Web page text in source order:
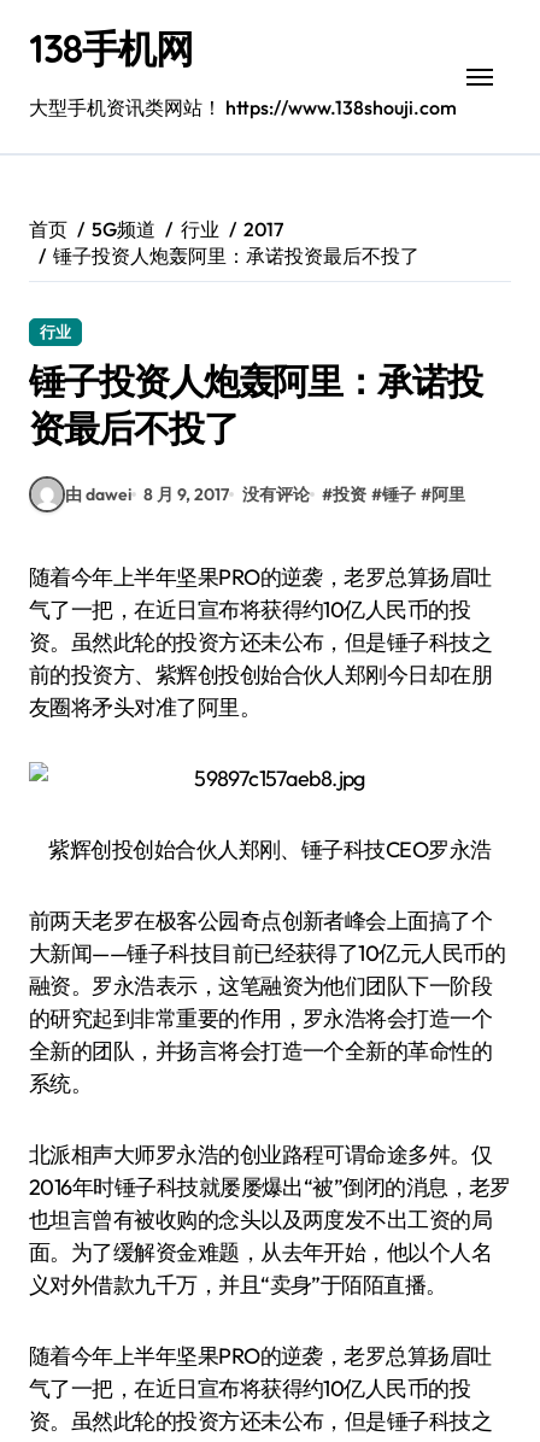
138手机网
大型手机资讯类网站！ https://www.138shouji.com
首页 5G频道 行业
2017
锤子投资人炮轰阿里：承诺投资最后不投了
行业
锤子投资人炮轰阿里：承诺投
资最后不投了
由 dawei 8 月 9, 2017 没有评论 #投资 #锤子 #阿里
随着今年上半年坚果PRO的逆袭，老罗总算扬眉吐
气了一把，在近日宣布将获得约10亿人民币的投
资。虽然此轮的投资方还未公布，但是锤子科技之
前的投资方、紫辉创投创始合伙人郑刚今日却在朋
友圈将矛头对准了阿里。
紫辉创投创始合伙人郑刚、锤子科技CEO罗永浩
前两天老罗在极客公园奇点创新者峰会上面搞了个
大新闻——锤子科技目前已经获得了10亿元人民币的
融资。罗永浩表示，这笔融资为他们团队下一阶段
的研究起到非常重要的作用，罗永浩将会打造一个
全新的团队，并扬言将会打造一个全新的革命性的
系统。
北派相声大师罗永浩的创业路程可谓命途多舛。仅
2016年时锤子科技就屡屡爆出“被”倒闭的消息，老罗
也坦言曾有被收购的念头以及两度发不出工资的局
面。为了缓解资金难题，从去年开始，他以个人名
义对外借款九千万，并且“卖身”于陌陌直播。
随着今年上半年坚果PRO的逆袭，老罗总算扬眉吐
气了一把，在近日宣布将获得约10亿人民币的投
资。虽然此轮的投资方还未公布，但是锤子科技之